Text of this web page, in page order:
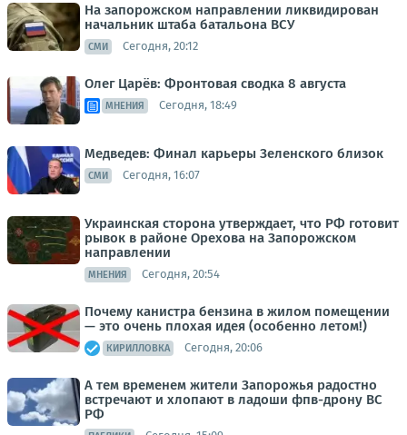
На запорожском направлении ликвидирован
начальник штаба батальона ВСУ
СМИ Сегодня, 20:12
Олег Царёв: Фронтовая сводка 8 августа
МНЕНИЯ Сегодня, 18:49
Медведев: Финал карьеры Зеленского близок
СМИ Сегодня, 16:07
Украинская сторона утверждает, что РФ готовит
рывок в районе Орехова на Запорожском
направлении
МНЕНИЯ Сегодня, 20:54
Почему канистра бензина в жилом помещении
— это очень плохая идея (особенно летом!)
КИРИЛЛОВКА Сегодня, 20:06
А тем временем жители Запорожья радостно
встречают и хлопают в ладоши фпв-дрону ВС
РФ